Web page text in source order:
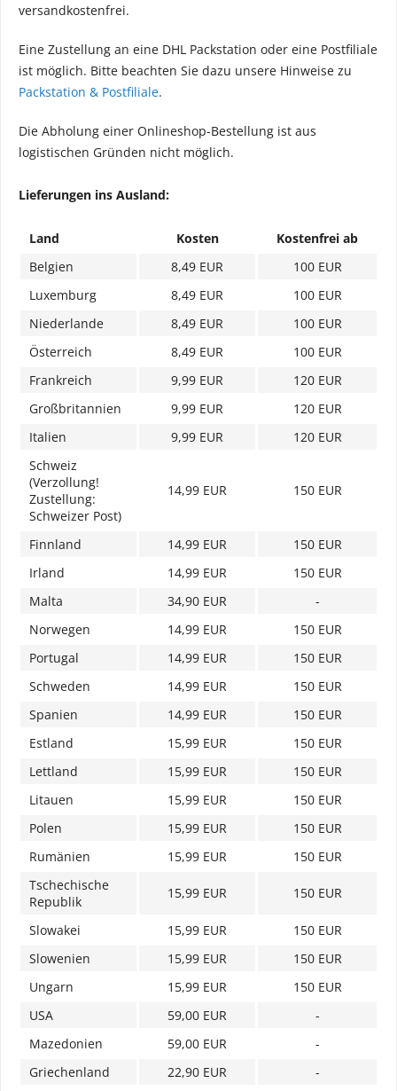
versandkostenfrei.
Eine Zustellung an eine DHL Packstation oder eine Postfiliale
ist möglich. Bitte beachten Sie dazu unsere Hinweise zu
Packstation & Postfiliale.
Die Abholung einer Onlineshop-Bestellung ist aus
logistischen Gründen nicht möglich.
Lieferungen ins Ausland:
Land Kosten
Kostenfrei ab
Belgien
8,49 EUR
100 EUR
Luxemburg
8,49 EUR
100 EUR
Niederlande
8,49 EUR
100 EUR
Österreich
8,49 EUR
100 EUR
Frankreich
9,99 EUR
120 EUR
Großbritannien
9,99 EUR
120 EUR
Italien
9,99 EUR
120 EUR
Schweiz
(Verzollung!
Zustellung:
Schweizer Post)
14,99 EUR 150 EUR
Finnland 14,99 EUR
150 EUR
Irland
14,99 EUR
150 EUR
Malta
34,90 EUR
-
Norwegen
14,99 EUR
150 EUR
Portugal
14,99 EUR
150 EUR
Schweden
14,99 EUR
150 EUR
Spanien
14,99 EUR
150 EUR
Estland
15,99 EUR
150 EUR
Lettland
15,99 EUR
150 EUR
Litauen
15,99 EUR
150 EUR
Polen
15,99 EUR
150 EUR
Rumänien
15,99 EUR
150 EUR
Tschechische
Republik
15,99 EUR 150 EUR
Slowakei 15,99 EUR
150 EUR
Slowenien
15,99 EUR
150 EUR
Ungarn
15,99 EUR
150 EUR
USA
59,00 EUR
-
Mazedonien
59,00 EUR
-
Griechenland
22,90 EUR
-